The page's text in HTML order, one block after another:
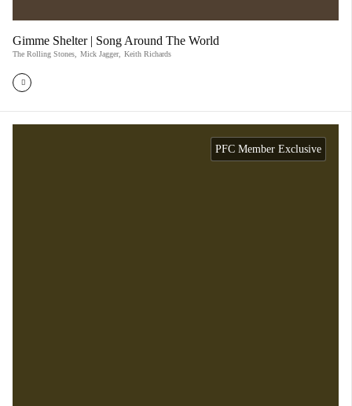
Gimme Shelter | Song Around The World
The Rolling Stones Mick Jagger, Keith Richards
PFC Member Exclusive